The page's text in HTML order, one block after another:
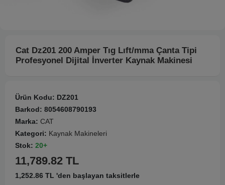
Cat Dz201 200 Amper Tıg Lıft/mma Çanta Tipi
Profesyonel Dijital İnverter Kaynak Makinesi
Ürün Kodu: DZ201
Barkod: 8054608790193
Marka: CAT
Kategori: Kaynak Makineleri
Stok: 20+
11,789.82 TL
1,252.86 TL 'den başlayan taksitlerle